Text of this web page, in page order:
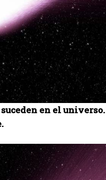
suceden en el